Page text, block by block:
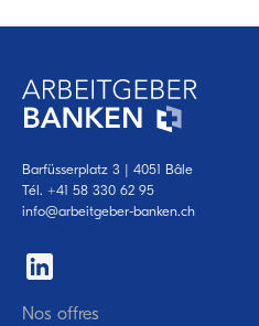
Barfüsserplatz 3 | 4051 Bâle
Tél. +41 58 330 62 95
‍‍info@arbeitgeber-banken.ch
Nos offres